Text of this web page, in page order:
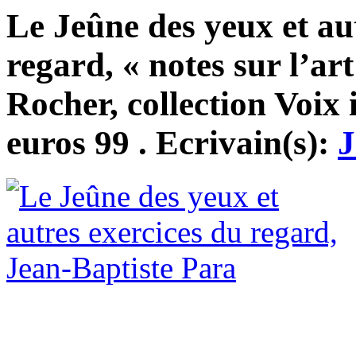
Le Jeûne des yeux et
regard, « notes sur
Rocher, collection Voix
euros 99 . Ecrivain(s):